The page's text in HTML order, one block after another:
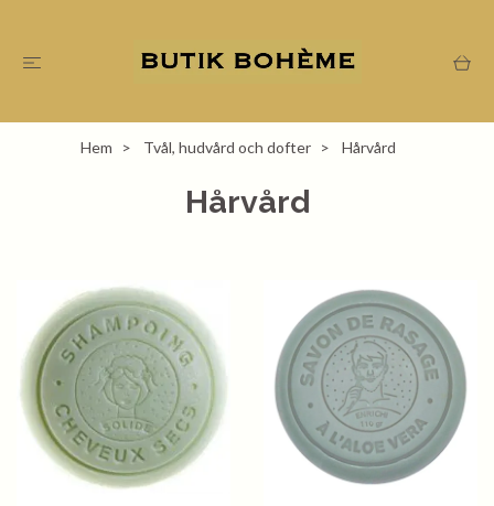
Hem Tvål, hudvård och dofter Hårvård
Hårvård